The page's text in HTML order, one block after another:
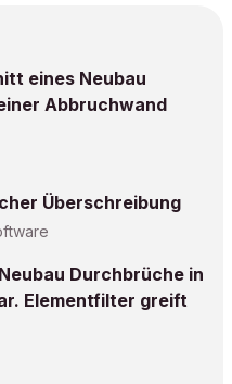
eines Neubau
Abbruchwand
Überschreibung
Durchbrüche in
Elementfilter greift